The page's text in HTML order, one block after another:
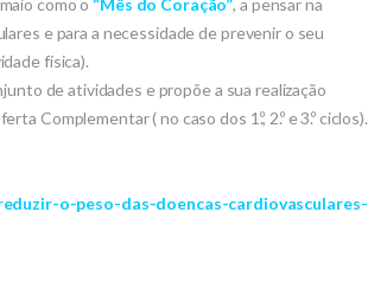
e para a necessidade de prevenir o seu
física).
de atividades e propõe a sua realização
Complementar ( no caso dos 1.º, 2.º e 3.º ciclos).
o-peso-das-doencas-cardiovasculares-